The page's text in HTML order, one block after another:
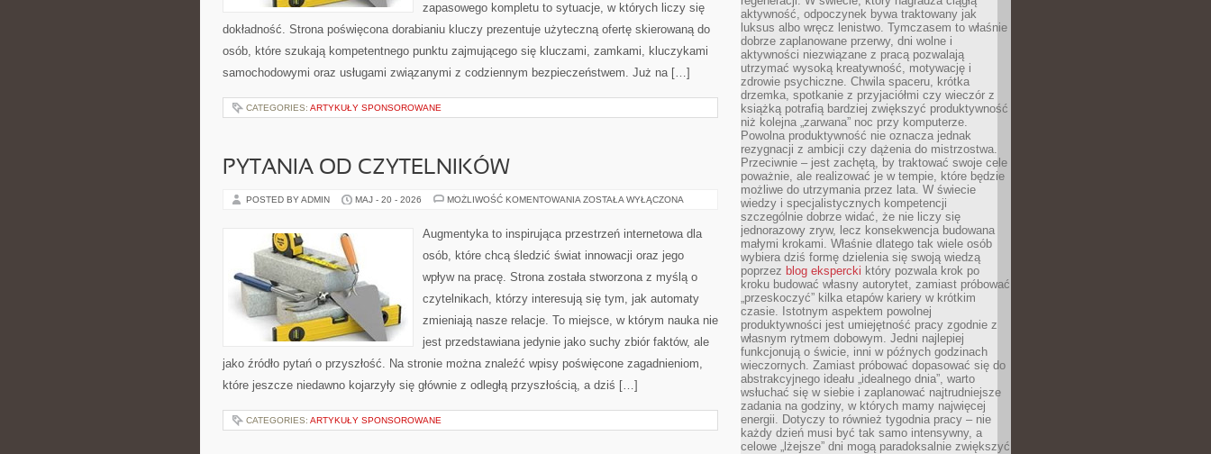
zapasowego kompletu to sytuacje, w których liczy się
dokładność. Strona poświęcona dorabianiu kluczy prezentuje użyteczną ofertę skierowaną do
osób, które szukają kompetentnego punktu zajmującego się kluczami, zamkami, kluczykami
samochodowymi oraz usługami związanymi z codziennym bezpieczeństwem. Już na […]
CATEGORIES: ARTYKUŁY SPONSOROWANE
PYTANIA OD CZYTELNIKÓW
POSTED BY ADMIN MAJ - 20 - 2026 MOŻLIWOŚĆ KOMENTOWANIA PYTANIA
ZOSTAŁA WYŁĄCZONA
Augmentyka to inspirująca przestrzeń internetowa dla
osób, które chcą śledzić świat innowacji oraz jego
wpływ na pracę. Strona została stworzona z myślą o
czytelnikach, którzy interesują się tym, jak automaty
zmieniają nasze relacje. To miejsce, w którym nauka nie
jest przedstawiana jedynie jako suchy zbiór faktów, ale
jako źródło pytań o przyszłość. Na stronie można znaleźć wpisy poświęcone zagadnieniom,
które jeszcze niedawno kojarzyły się głównie z odległą przyszłością, a dziś […]
CATEGORIES: ARTYKUŁY SPONSOROWANE
aktywność, odpoczynek bywa traktowany jak
luksus albo wręcz lenistwo. Tymczasem to właśnie
dobrze zaplanowane przerwy, dni wolne i
aktywności niezwiązane z pracą pozwalają
utrzymać wysoką kreatywność, motywację i
zdrowie psychiczne. Chwila spaceru, krótka
drzemka, spotkanie z przyjaciółmi czy wieczór z
książką potrafią bardziej zwiększyć produktywność
niż kolejna „zarwana” noc przy komputerze.
Powolna produktywność nie oznacza jednak
rezygnacji z ambicji czy dążenia do mistrzostwa.
Przeciwnie – jest zachętą, by traktować swoje cele
poważnie, ale realizować je w tempie, które będzie
możliwe do utrzymania przez lata. W świecie
wiedzy i specjalistycznych kompetencji
szczególnie dobrze widać, że nie liczy się
jednorazowy zryw, lecz konsekwencja budowana
małymi krokami. Właśnie dlatego tak wiele osób
wybiera dziś formę dzielenia się swoją wiedzą
poprzez blog ekspercki który pozwala krok po
kroku budować własny autorytet, zamiast próbować
„przeskoczyć” kilka etapów kariery w krótkim
czasie. Istotnym aspektem powolnej
produktywności jest umiejętność pracy zgodnie z
własnym rytmem dobowym. Jedni najlepiej
funkcjonują o świcie, inni w późnych godzinach
wieczornych. Zamiast próbować dopasować się do
abstrakcyjnego ideału „idealnego dnia”, warto
wsłuchać się w siebie i zaplanować najtrudniejsze
zadania na godziny, w których mamy najwięcej
energii. Dotyczy to również tygodnia pracy – nie
każdy dzień musi być tak samo intensywny, a
celowe „lżejsze” dni mogą paradoksalnie zwiększyć